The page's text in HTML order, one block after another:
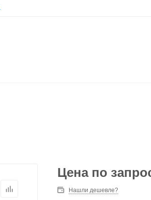
Цена по
Нашли дешевле?